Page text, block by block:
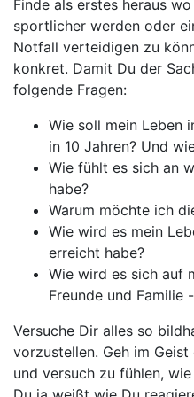
Finde als erstes heraus
sportlicher werden oder
Notfall verteidigen zu
konkret. Damit Du der
folgende Fragen:
Wie soll mein Leben
in 10 Jahren? Und
Wie fühlt es sich an
habe?
Warum möchte ich
Wie wird es mein
erreicht habe?
Wie wird es sich auf
Freunde und Familie
Versuche Dir alles so
vorzustellen. Geh im
und versuch zu fühlen,